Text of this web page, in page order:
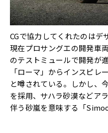
CGで協力してくれたのは
現在プロサングエの開発車
のテストミュールで開発が
「ローマ」からインスピレ
と噂されている。しかし、
を採用、サハラ砂漠などア
伴う砂嵐を意味する「